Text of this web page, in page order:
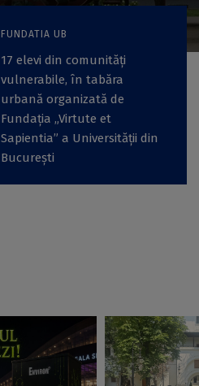
FUNDATIA UB
17 elevi din comunități
vulnerabile, în tabăra
urbană organizată de
Fundația „Virtute et
Sapientia” a Universității din
București